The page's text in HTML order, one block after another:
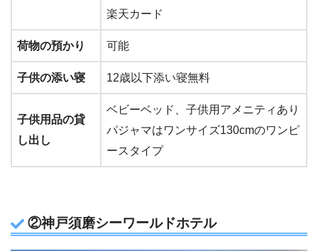
楽天カード
荷物の預かり 可能
子供の添い寝 12歳以下添い寝無料
子供用品の貸
し出し
ベビーベッド、子供用アメニティあり
パジャマはワンサイズ130cmのワンピ
ースタイプ
②神戸須磨シーワールドホテル